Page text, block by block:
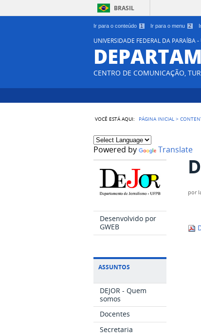
Ir para o conteúdo 1 Ir para o menu 2
BRASIL
UNIVERSIDADE FEDERAL DA PARAÍBA -
CENTRO DE COMUNICAÇÃO,
VOCÊ ESTÁ AQUI: PÁGINA INICIAL >
Powered by Translate
Desenvolvido por
GWEB
ASSUNTOS
DEJOR - Quem
somos
Docentes
Secretaria
por